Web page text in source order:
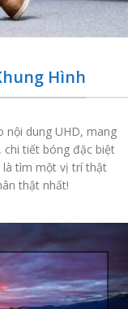
Hình
nội dung UHD, mang
tiết bóng đặc biệt
là tìm một vị trí thật
thật nhất!